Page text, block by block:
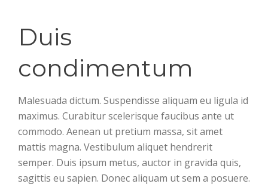
Duis
condimentum
Malesuada dictum. Suspendisse aliquam eu ligula id
maximus. Curabitur scelerisque faucibus ante ut
commodo. Aenean ut pretium massa, sit amet
mattis magna. Vestibulum aliquet hendrerit
semper. Duis ipsum metus, auctor in gravida quis,
sagittis eu sapien. Donec aliquam ut sem a posuere.